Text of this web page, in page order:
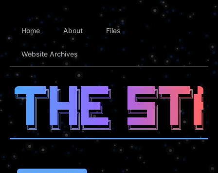
Home About Files
Website Archives
████████╗██╗  ██╗███████╗    ███████╗████████╗
╚══██╔══╝██║  ██║██╔════╝
██║   ███████║█████╗      ███████╗   ██║
██║   ██╔══██╗██╔══╝      ╚════██║   ██║
██║   ██║  ██║███████╗    ███████║   ██║   ██║